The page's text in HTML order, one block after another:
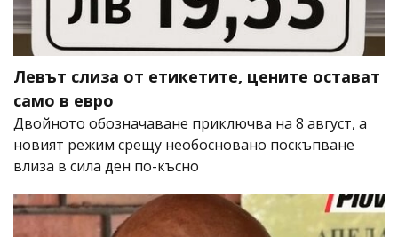
Левът слиза от етикетите, цените остават
само в евро
Двойното обозначаване приключва на 8 август, а
новият режим срещу необосновано поскъпване
влиза в сила ден по-късно